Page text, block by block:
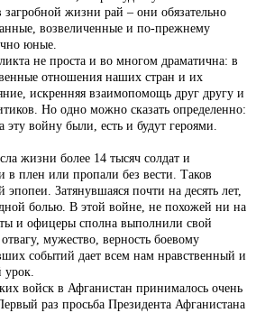
загробной жизни рай – они обязательно
возвеличенные и по-прежнему
юные.
не проста и во многом драматична: в
отношения наших стран и их
искренняя взаимопомощь друг другу и
Но одно можно сказать определенно:
войну были, есть и будут героями.
жизни более 14 тысяч солдат и
плен или пропали без вести. Таков
эпопеи. Затянувшаяся почти на десять лет,
болью. В этой войне, не похожей ни на
и офицеры сполна выполнили свой
мужество, верность боевому
событий дает всем нам нравственный и
урок.
войск в Афганистан принималось очень
раз просьба Президента Афганистана